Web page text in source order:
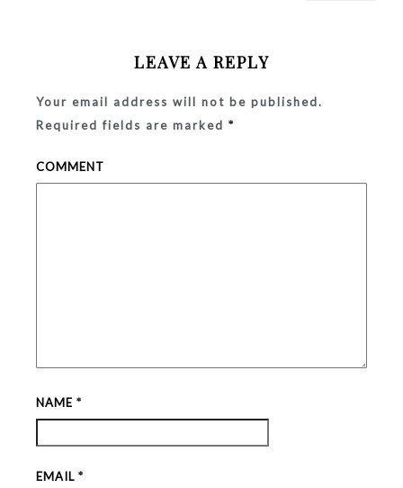
LEAVE A REPLY
Your email address will not be published.
Required fields are marked*
COMMENT
NAME*
EMAIL*